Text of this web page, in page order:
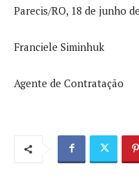
Parecis/RO, 18 de junho
Franciele Siminhuk
Agente de Contratação